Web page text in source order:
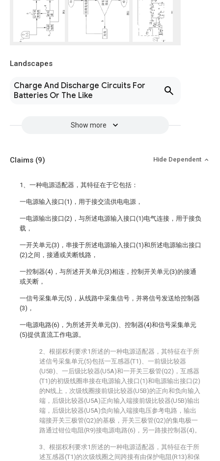
Landscapes
Charge And Discharge Circuits For
Batteries Or The Like
Show more
Claims (9) Hide Dependent
1、一种电源适配器，其特征在于它包括：
一电源输入接口(1)，用于接交流供电电源，
一电源输出接口(2)，与所述电源输入接口(1)电气连接，用于接负
载，
一开关单元(3)，串接于所述电源输入接口(1)和所述电源输出接口
(2)之间，接通或关断线路，
一控制器(4)，与所述开关单元(3)相连，控制开关单元(3)的接通
或关断，
一信号采集单元(5)，从线路中采集信号，并将信号发送给控制器
(3)，
一电源电路(6)，为所述开关单元(3)、控制器(4)和信号采集单元
(5)提供直流工作电源。
2、根据权利要求1所述的一种电源适配器，其特征在于所
述信号采集单元(5)包括一互感器(T1)、一前级比较器
(U5B)、一后级比较器(U5A)和一开关三极管(Q2)，互感器
(T1)的初级线圈串接在电源输入接口(1)和电源输出接口(2)
的N线上，次级线圈接前级比较器(U5B)的正向和负向输入
端，后级比较器(U5A)正向输入端接前级比较器(U5B)输出
端，后级比较器(U5A)负向输入端接电压参考电路，输出
端接开关三极管(Q2)的基极，开关三极管(Q2)的集电极一
路通过钳位电阻(R9)接电源电路(6)，另一路接控制器(4)。
3、根据权利要求1所述的一种电源适配器，其特征在于所
述互感器(T1)的次级线圈之间跨接有由保护电阻(R13)和保